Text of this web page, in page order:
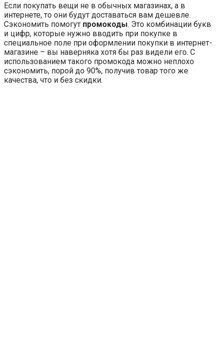
Если покупать вещи не в обычных магазинах, а в
интернете, то они будут доставаться вам дешевле.
Сэкономить помогут промокоды. Это комбинации букв
и цифр, которые нужно вводить при покупке в
специальное поле при оформлении покупки в интернет-
магазине – вы наверняка хотя бы раз видели его. С
использованием такого промокода можно неплохо
сэкономить, порой до 90%, получив товар того же
качества, что и без скидки.